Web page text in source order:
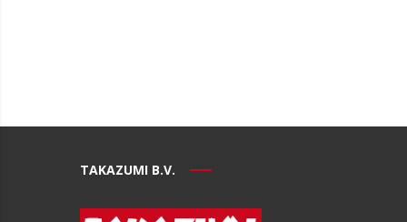
TAKAZUMI B.V.